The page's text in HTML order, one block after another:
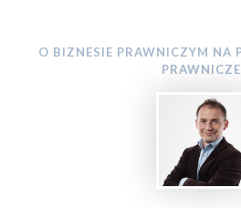
O BIZNESIE PRAWNICZYM NA